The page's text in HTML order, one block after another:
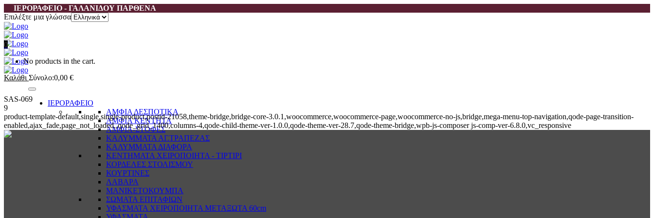
ΙΕΡΟΡΑΦΕΙΟ - ΓΑΛΑΝΙΔΟΥ ΠΑΡΘΕΝΑ
Επιλέξτε μια γλώσσα
0
No products in the cart.
Καλάθι Σύνολο:0,00 €
ΙΕΡΟΡΑΦΕΙΟ
ΑΜΦΙΑ ΔΕΣΠΟΤΙΚΑ
ΑΜΦΙΑ ΚΕΝΤΗΤΑ
ΑΜΦΙΑ-ΣΤΟΦΕΣ
ΚΑΛΥΜΜΑΤΑ ΑΓ.ΤΡΑΠΕΖΑΣ
ΚΑΛΥΜΜΑΤΑ ΔΙΑΦΟΡΑ
ΚΕΝΤΗΜΑΤΑ ΧΕΙΡΟΠΟΙΗΤΑ - ΤΙΡΤΙΡΙ
ΚΟΡΔΕΛΕΣ ΣΤΟΛΙΣΜΟΥ
ΚΟΥΡΤΙΝΕΣ
ΛΑΒΑΡΑ
ΜΑΝΙΚΕΤΟΚΟΥΜΠΑ
ΣΩΜΑΤΑ ΕΠΙΤΑΦΙΩΝ
ΥΦΑΣΜΑΤΑ ΧΕΙΡΟΠΟΙΗΤΑ ΜΕΤΑΞΩΤΑ 60cm
SAS-069
9
product-template-default,single,single-product,postid-21058,theme-bridge,bridge-core-3.0.1,woocommerce,woocommerce-page,woocommerce-no-js,bridge,mega-menu-top-navigation,qode-page-transition-
enabled,ajax_fade,page_not_loaded,,qode_grid_1400,columns-4,qode-child-theme-ver-1.0.0,qode-theme-ver-28.7,qode-theme-bridge,wpb-js-composer js-comp-ver-6.8.0,vc_responsive